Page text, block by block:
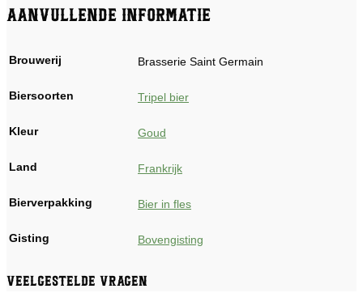
Aanvullende informatie
Brouwerij Brasserie Saint Germain
Biersoorten Tripel bier
Kleur Goud
Land Frankrijk
Bierverpakking Bier in fles
Gisting Bovengisting
Veelgestelde vragen